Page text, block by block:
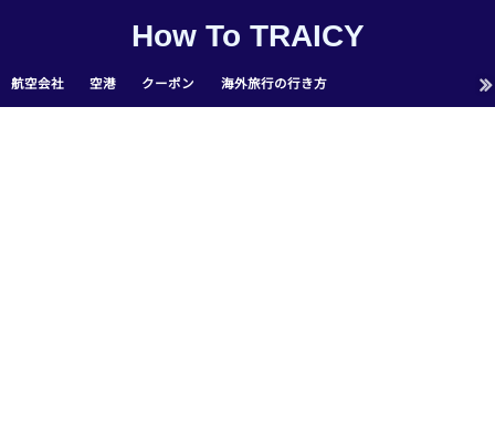
How To TRAICY
航空会社 空港 クーポン 海外旅行の行き方